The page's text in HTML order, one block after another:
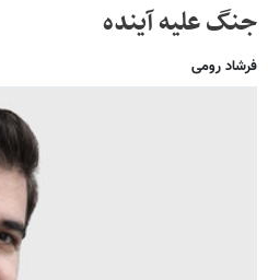
جنگ علیه آینده
فرشاد رومی